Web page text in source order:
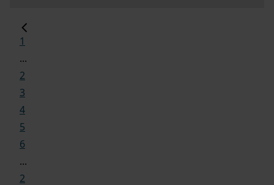
1
...
2
3
4
5
6
...
2